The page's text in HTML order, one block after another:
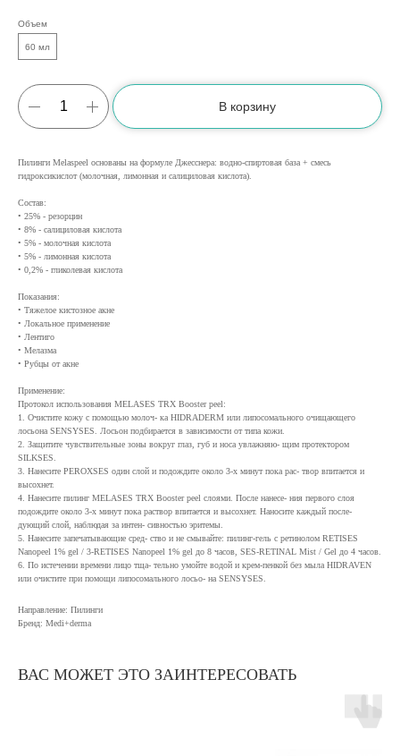
Объем
60 мл
В корзину
Пилинги Melaspeel основаны на формуле Джесснера: водно-спиртовая база + смесь
гидроксикислот (молочная, лимонная и салициловая кислота).
Состав:
• 25% - резорцин
• 8% - салициловая кислота
• 5% - молочная кислота
• 5% - лимонная кислота
• 0,2% - гликолевая кислота
Показания:
• Тяжелое кистозное акне
• Локальное применение
• Лентиго
• Мелазма
• Рубцы от акне
Применение:
Протокол использования MELASES TRX Booster peel:
1. Очистите кожу с помощью молоч- ка HIDRADERM или липосомального очищающего
лосьона SENSYSES. Лосьон подбирается в зависимости от типа кожи.
2. Защитите чувствительные зоны вокруг глаз, губ и носа увлажняю- щим протектором
SILKSES.
3. Нанесите PEROXSES один слой и подождите около 3-х минут пока рас- твор впитается и
высохнет.
4. Нанесите пилинг MELASES TRX Booster peel слоями. После нанесе- ния первого слоя
подождите около 3-х минут пока раствор впитается и высохнет. Наносите каждый после-
дующий слой, наблюдая за интен- сивностью эритемы.
5. Нанесите запечатывающие сред- ство и не смывайте: пилинг-гель с ретинолом RETISES
Nanopeel 1% gel / 3-RETISES Nanopeel 1% gel до 8 часов, SES-RETINAL Mist / Gel до 4 часов.
6. По истечении времени лицо тща- тельно умойте водой и крем-пенкой без мыла HIDRAVEN
или очистите при помощи липосомального лосьо- на SENSYSES.
Направление: Пилинги
Бренд: Medi+derma
ВАС МОЖЕТ ЭТО ЗАИНТЕРЕСОВАТЬ